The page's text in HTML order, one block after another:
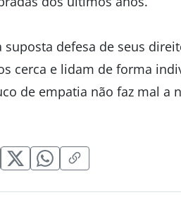
suposta defesa de seus
cerca e lidam de forma
de empatia não faz mal a